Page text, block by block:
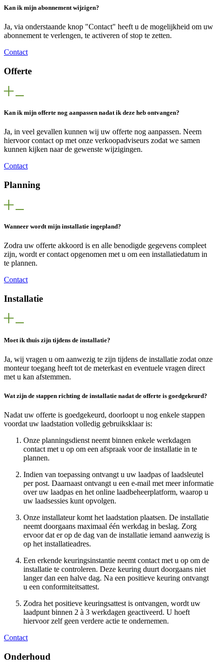
Kan ik mijn abonnement wijzigen?
Ja, via onderstaande knop "Contact" heeft u de mogelijkheid om uw
abonnement te verlengen, te activeren of stop te zetten.
Contact
Offerte
Kan ik mijn offerte nog aanpassen nadat ik deze heb ontvangen?
Ja, in veel gevallen kunnen wij uw offerte nog aanpassen. Neem
hiervoor contact op met onze verkoopadviseurs zodat we samen
kunnen kijken naar de gewenste wijzigingen.
Contact
Planning
Wanneer wordt mijn installatie ingepland?
Zodra uw offerte akkoord is en alle benodigde gegevens compleet
zijn, wordt er contact opgenomen met u om een installatiedatum in
te plannen.
Contact
Installatie
Moet ik thuis zijn tijdens de installatie?
Ja, wij vragen u om aanwezig te zijn tijdens de installatie zodat onze
monteur toegang heeft tot de meterkast en eventuele vragen direct
met u kan afstemmen.
Wat zijn de stappen richting de installatie nadat de offerte is goedgekeurd?
Nadat uw offerte is goedgekeurd, doorloopt u nog enkele stappen
voordat uw laadstation volledig gebruiksklaar is:
Onze planningsdienst neemt binnen enkele werkdagen
contact met u op om een afspraak voor de installatie in te
plannen.
Indien van toepassing ontvangt u uw laadpas of laadsleutel
per post. Daarnaast ontvangt u een e-mail met meer informatie
over uw laadpas en het online laadbeheerplatform, waarop u
uw laadsessies kunt opvolgen.
Onze installateur komt het laadstation plaatsen. De installatie
neemt doorgaans maximaal één werkdag in beslag. Zorg
ervoor dat er op de dag van de installatie iemand aanwezig is
op het installatieadres.
Een erkende keuringsinstantie neemt contact met u op om de
installatie te controleren. Deze keuring duurt doorgaans niet
langer dan een halve dag. Na een positieve keuring ontvangt
u een conformiteitsattest.
Zodra het positieve keuringsattest is ontvangen, wordt uw
laadpunt binnen 2 à 3 werkdagen geactiveerd. U hoeft
hiervoor zelf geen verdere actie te ondernemen.
Contact
Onderhoud